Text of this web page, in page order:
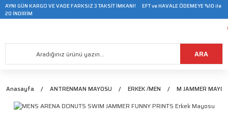
AYNI GÜN KARGO VE VADE FARKSIZ 3 TAKSİT İMKANI! EFT ve HAVALE ÖDEMEYE %10 ile
20 İNDİRİM
ARA
Anasayfa ANTRENMAN MAYOSU ERKEK /MEN M JAMMER MAYO/